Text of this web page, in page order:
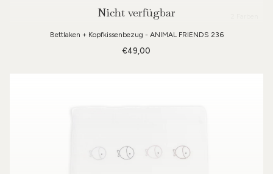
Nicht verfügbar
Bettlaken + Kopfkissenbezug - ANIMAL FRIENDS 236
€49,00